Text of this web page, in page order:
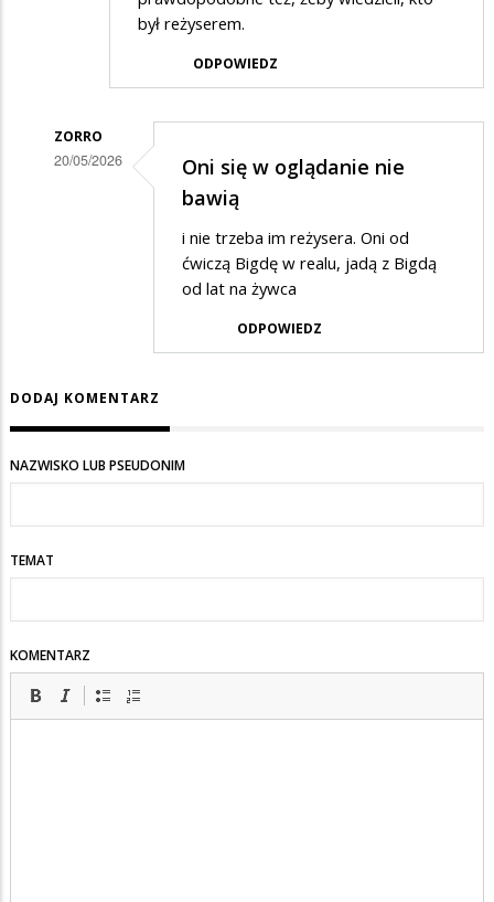
był reżyserem.
ODPOWIEDZ
ZORRO
20/05/2026
bez
Oni się w oglądanie nie
bawią
i nie trzeba im reżysera. Oni od
ćwiczą Bigdę w realu, jadą z Bigdą
od lat na żywca
ODPOWIEDZ
DODAJ KOMENTARZ
NAZWISKO LUB PSEUDONIM
TEMAT
KOMENTARZ